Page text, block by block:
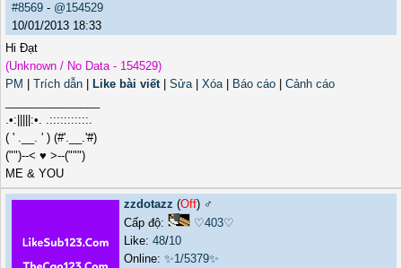
#8569 - @154529
10/01/2013 18:33
Hi Đạt
(Unknown / No Data - 154529)
PM
Trích dẫn Like bài viết| Sửa| Xóa| Báo cáo
Cảnh cáo
.•:|||||:•. .:::::::::::.
( ' .__. ' ) (#'.__.'#)
("")--< ♥ >--(""")
ME & YOU
zzdotazz (Off) ♂️
Cấp độ:
♡403♡
Like: 48/10
Online: ✨1/5379✨